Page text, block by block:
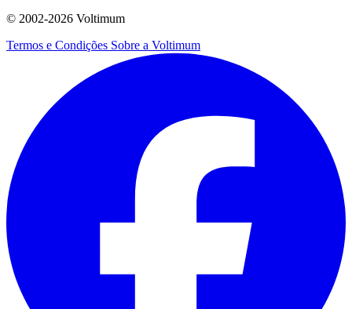
© 2002-2026 Voltimum
Termos e Condições Sobre a Voltimum